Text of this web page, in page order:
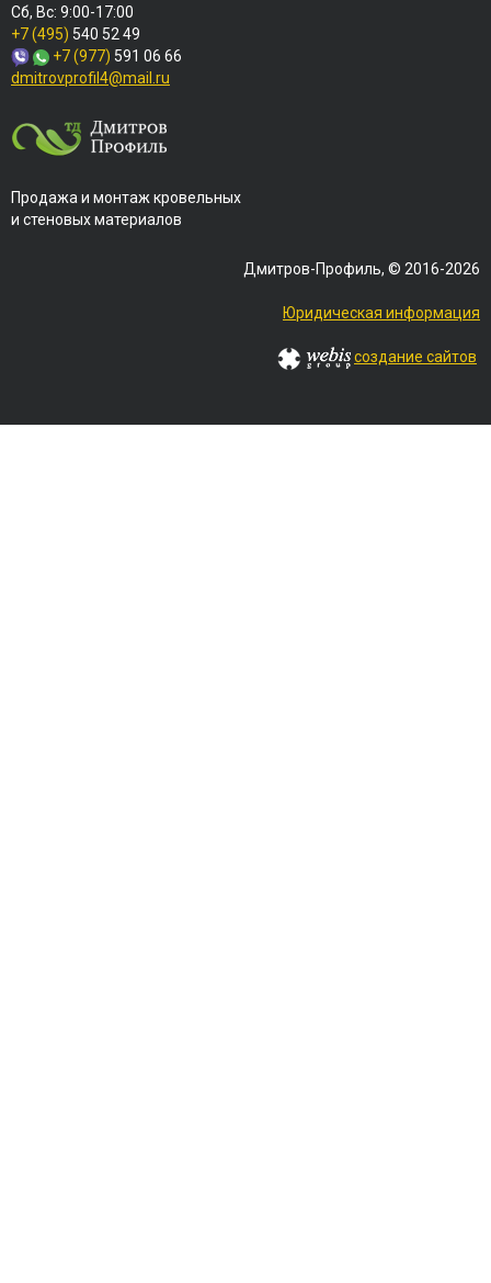
Сб, Вс: 9:00-17:00
+7 (495) 540 52 49
+7 (977) 591 06 66
dmitrovprofil4@mail.ru
Продажа и монтаж кровельных
и стеновых материалов
Дмитров-Профиль, © 2016-2026
Юридическая информация
создание сайтов